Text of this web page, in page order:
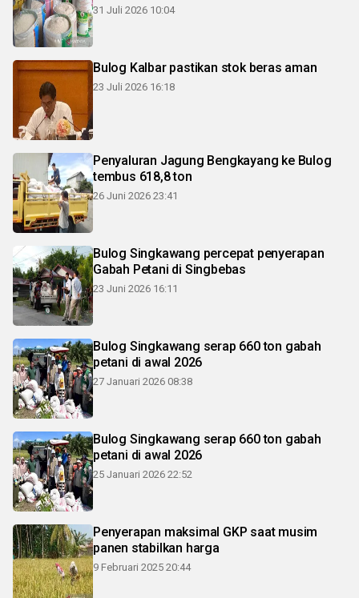
31 Juli 2026 10:04
Bulog Kalbar pastikan stok beras aman
23 Juli 2026 16:18
Penyaluran Jagung Bengkayang ke Bulog
tembus 618,8 ton
26 Juni 2026 23:41
Bulog Singkawang percepat penyerapan
Gabah Petani di Singbebas
23 Juni 2026 16:11
Bulog Singkawang serap 660 ton gabah
petani di awal 2026
27 Januari 2026 08:38
Bulog Singkawang serap 660 ton gabah
petani di awal 2026
25 Januari 2026 22:52
Penyerapan maksimal GKP saat musim
panen stabilkan harga
9 Februari 2025 20:44